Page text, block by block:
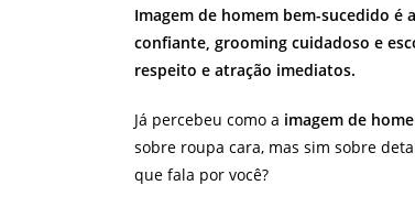
Imagem de homem bem-sucedido
confiante, grooming cuidadoso e
respeito e atração imediatos.
Já percebeu como a imagem de
sobre roupa cara, mas sim sobre
que fala por você?